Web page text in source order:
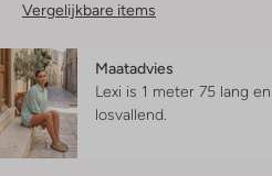
Vergelijkbare items
Maatadvies
Lexi is 1 meter 75 lang
losvallend